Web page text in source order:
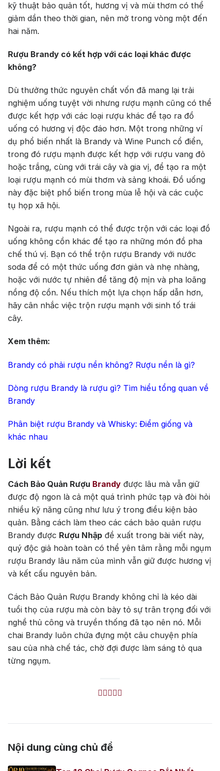
kỹ thuật bảo quản tốt, hương vị và mùi thơm có thể
giảm dần theo thời gian, nên mở trong vòng một đến
hai năm.
Rượu Brandy có kết hợp với các loại khác được
không?
Dù thưởng thức nguyên chất vốn đã mang lại trải
nghiệm uống tuyệt vời nhưng rượu mạnh cũng có thể
được kết hợp với các loại rượu khác để tạo ra đồ
uống có hương vị độc đáo hơn. Một trong những ví
dụ phổ biến nhất là Brandy và Wine Punch cổ điển,
trong đó rượu mạnh được kết hợp với rượu vang đỏ
hoặc trắng, cùng với trái cây và gia vị, để tạo ra một
loại rượu mạnh có mùi thơm và sảng khoái. Đồ uống
này đặc biệt phổ biến trong mùa lễ hội và các cuộc
tụ họp xã hội.
Ngoài ra, rượu mạnh có thể được trộn với các loại đồ
uống không cồn khác để tạo ra những món đồ pha
chế thú vị. Bạn có thể trộn rượu Brandy với nước
soda để có một thức uống đơn giản và nhẹ nhàng,
hoặc với nước tự nhiên để tăng độ mịn và pha loãng
nồng độ cồn. Nếu thích một lựa chọn hấp dẫn hơn,
hãy cân nhắc việc trộn rượu mạnh với sinh tố trái
cây.
Xem thêm:
Brandy có phải rượu nền không? Rượu nền là gì?
Dòng rượu Brandy là rượu gì? Tìm hiểu tổng quan về
Brandy
Phân biệt rượu Brandy và Whisky: Điểm giống và
khác nhau
Lời kết
Cách Bảo Quản Rượu Brandy được lâu mà vẫn giữ
được độ ngon là cả một quá trình phức tạp và đòi hỏi
nhiều kỹ năng cũng như lưu ý trong điều kiện bảo
quản. Bằng cách làm theo các cách bảo quản rượu
Brandy được Rượu Nhập đề xuất trong bài viết này,
quý độc giả hoàn toàn có thể yên tâm rằng mỗi ngụm
rượu Brandy lâu năm của mình vẫn giữ được hương vị
và kết cấu nguyên bản.
Cách Bảo Quản Rượu Brandy không chỉ là kéo dài
tuổi thọ của rượu mà còn bày tỏ sự trân trọng đối với
nghề thủ công và truyền thống đã tạo nên nó. Mỗi
chai Brandy luôn chứa đựng một câu chuyện phía
sau của nhà chế tác, chờ đợi được làm sáng tỏ qua
từng ngụm.
Nội dung cùng chủ đề